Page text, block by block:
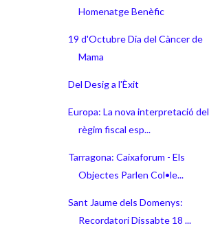
Homenatge Benèfic
19 d'Octubre Dia del Càncer de
Mama
Del Desig a l'Èxit
Europa: La nova interpretació del
règim fiscal esp...
Tarragona: Caixaforum - Els
Objectes Parlen Col•le...
Sant Jaume dels Domenys:
Recordatori Dissabte 18 ...